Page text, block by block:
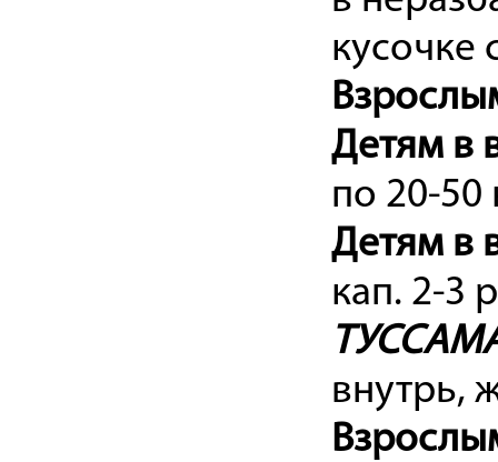
кусочке
Детям в
по 20-50
Детям в
кап. 2-3
внутрь,